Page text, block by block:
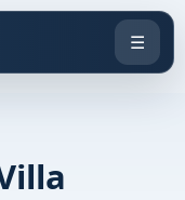
☰